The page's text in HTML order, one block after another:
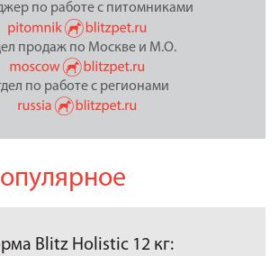
по работе с питомниками
продаж по Москве и М.О.
по работе с регионами
Blitz Holistic 12 кг: